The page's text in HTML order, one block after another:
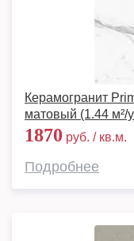
Керамогранит
матовый (1.44 м²/
1870 руб. / кв.м.
Подробнее